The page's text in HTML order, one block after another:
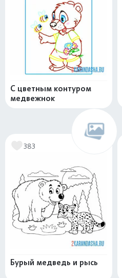
С цветным контуром
медвежнок
383
Бурый медведь и рысь